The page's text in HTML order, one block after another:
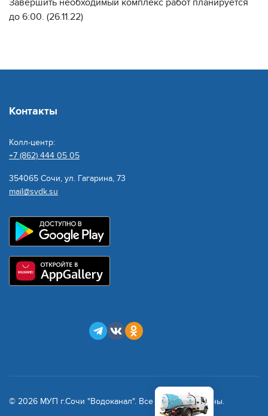
Завершить необходимый комплекс работ планируется
до 6:00. (26.11.22)
Контакты
Колл-центр:
+7 (862) 444 05 05
354065 Сочи, ул. Гагарина, 73
mail@svdk.su
© 2026 МУП г.Сочи "Водоканал". Все права защищены.